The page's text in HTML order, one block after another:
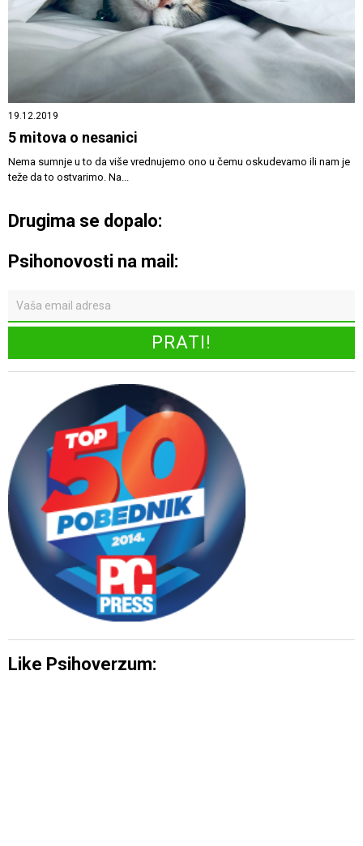
19.12.2019
5 mitova o nesanici
Nema sumnje u to da više vrednujemo ono u čemu oskudevamo ili nam je
teže da to ostvarimo. Na...
Drugima se dopalo:
Psihonovosti na mail:
Like Psihoverzum: